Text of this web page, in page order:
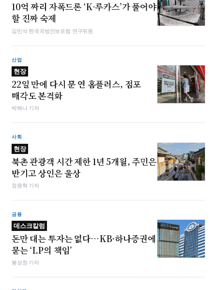
10억 짜리 자폭드론 ‘K-루카스’가 풀어야
할 진짜 숙제
김민석 한국국방안보포럼 연구위원
산업
현장
22일 만에 다시 문 연 홈플러스, 점포
매각도 본격화
박해나 기자
사회
현장
북촌 관광객 시간 제한 1년 5개월, 주민은
반기고 상인은 울상
정원혁 기자
금융
데스크칼럼
돈만 대는 투자는 없다…KB·하나증권에
묻는 ‘LP의 책임’
봉성창 기자